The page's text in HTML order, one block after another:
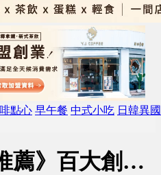
點心 早午餐 中式小吃 日韓異國
薦》百大創業